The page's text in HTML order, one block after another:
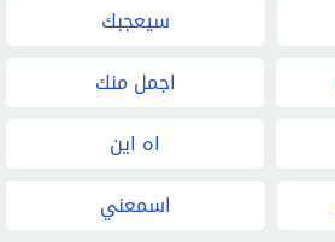
سيعجبك
اجمل منك
اه اين
اسمعني